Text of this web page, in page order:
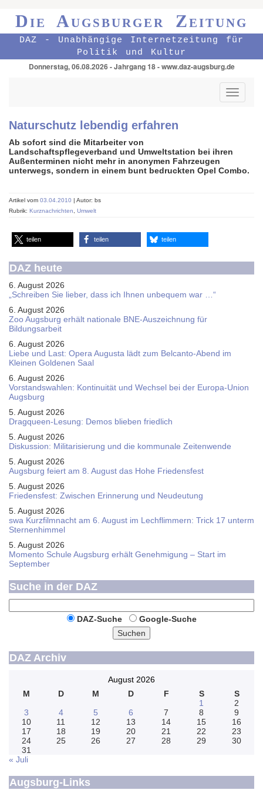
Die Augsburger Zeitung
DAZ - Unabhängige Internetzeitung für
Politik und Kultur
Donnerstag, 06.08.2026 - Jahrgang 18 - www.daz-augsburg.de
Toggle
Naturschutz lebendig erfahren
Ab sofort sind die Mitarbeiter von
Landschaftspflegeverband und Umweltstation bei ihren
Außenterminen nicht mehr in anonymen Fahrzeugen
unterwegs, sondern in einem bunt bedruckten Opel Combo.
Artikel vom 03.04.2010 | Autor: bs
Rubrik: Kurznachrichten Umwelt
teilen teilen teilen
DAZ heute
6. August 2026
„Schreiben Sie lieber, dass ich Ihnen unbequem war …“
6. August 2026
Zoo Augsburg erhält nationale BNE-Auszeichnung für
Bildungsarbeit
6. August 2026
Liebe und Last: Opera Augusta lädt zum Belcanto-Abend im
Kleinen Goldenen Saal
6. August 2026
Vorstandswahlen: Kontinuität und Wechsel bei der Europa-Union
Augsburg
5. August 2026
Dragqueen-Lesung: Demos blieben friedlich
5. August 2026
Diskussion: Mi­li­ta­ri­sie­rung und die kommunale Zeitenwende
5. August 2026
Augsburg feiert am 8. August das Hohe Friedensfest
5. August 2026
Friedensfest: Zwischen Erinnerung und Neudeutung
5. August 2026
swa Kurz­film­nacht am 6. August im Lech­flim­mern: Trick 17 unterm
Sternen­himmel
5. August 2026
Momento Schule Augsburg erhält Genehmigung – Start im
September
Suche in der DAZ
DAZ-Suche
Google-Suche
Suchen
DAZ Archiv
August 2026
M
D M D F S
S
1
2
3
4 5 6 7 8
9
10
11 12 13 14 15
16
17
18 19 20 21 22
23
24
25 26 27 28 29
30
31
« Juli
Augsburg-Links